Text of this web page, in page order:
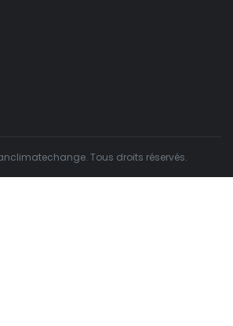
Tous droits réservés.